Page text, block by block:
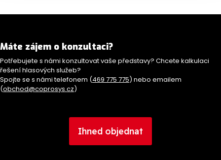
Máte zájem o konzultaci?
Potřebujete s námi konzultovat vaše představy? Chcete kalkulaci
řešení hlasových služeb?
Spojte se s námi telefonem (469 775 775) nebo emailem
(obchod@coprosys.cz)
Ihned objednat